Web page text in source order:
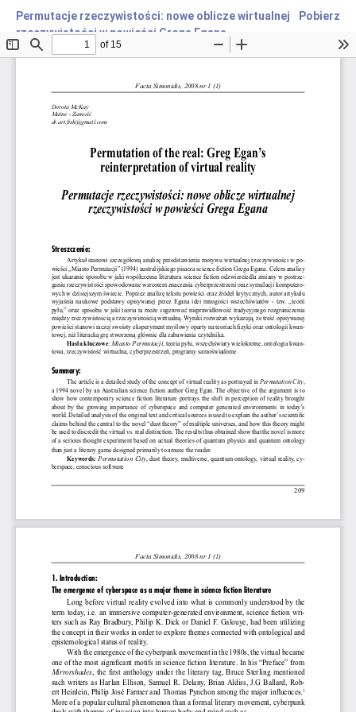
Permutacje rzeczywistości: nowe oblicze wirtualnej
rzeczywistości w powieści Grega Egana
Pobierz